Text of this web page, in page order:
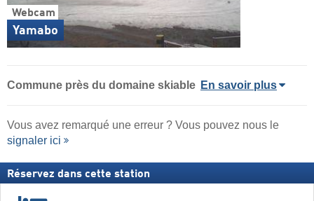
Webcam
Yamabo
Commune près du domaine skiable En savoir plus
Vous avez remarqué une erreur ? Vous pouvez nous le
signaler ici
Réservez dans cette station